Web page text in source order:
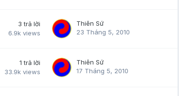
3 trả lời
6.9k views
Thiên Sứ
23 Tháng 5, 2010
1 trả lời
33.9k views
Thiên Sứ
17 Tháng 5, 2010